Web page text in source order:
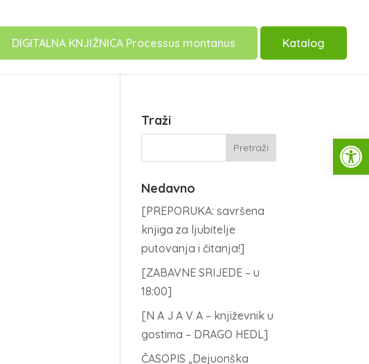
DIGITALNA KNJIŽNICA Processus montanus Katalog
Traži
Nedavno
[PREPORUKA: savršena
knjiga za ljubitelje
putovanja i čitanja!]
[ZABAVNE SRIJEDE – u
18:00]
[N A J A V A – književnik u
gostima – DRAGO HEDL]
ČASOPIS „Dejuonška